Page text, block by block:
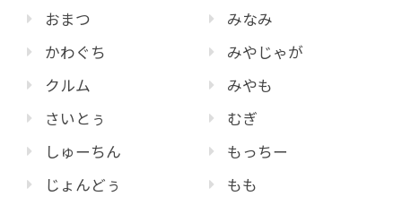
おまつ
かわぐち
クルム
さいとぅ
しゅーちん
じょんどぅ
みなみ
みやじゃが
みやも
むぎ
もっちー
もも